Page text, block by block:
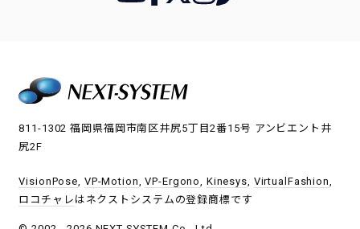
811-1302 福岡県福岡市南区井尻5丁目2番15号 アンビエント井
尻2F
VisionPose VP-Motion ,VP-Ergono Kinesys VirtualFashion
ロコチャレ はネクストシステムの登録商標です